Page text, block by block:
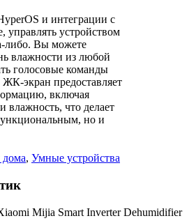
и интеграции с
устройством
либо. Вы можете
влажности из любой
голосовые команды
экран предоставляет
включая
влажность, что делает
но и
дома, Умные устройства